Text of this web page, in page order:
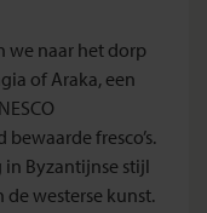
we naar het dorp
of Araka, een
fresco’s.
Byzantijnse stijl
westerse kunst.